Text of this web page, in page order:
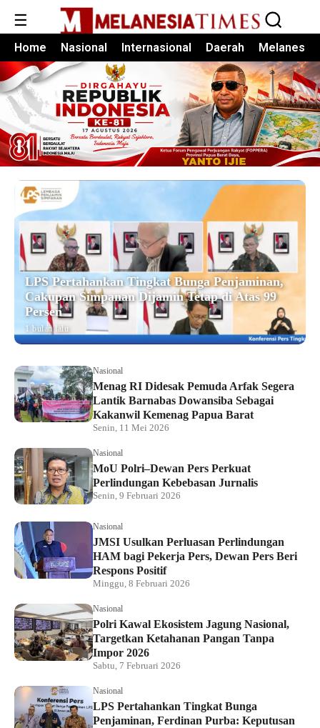
☰
Home Nasional Internasional Daerah Melanesia
LPS Pertahankan Tingkat Bunga Penjaminan,
Cakupan Simpanan Dijamin Tetap di Atas 99
Persen
1 bulan lalu
Nasional
Menag RI Didesak Pemuda Arfak Segera
Lantik Barnabas Dowansiba Sebagai
Kakanwil Kemenag Papua Barat
Senin, 11 Mei 2026
Nasional
MoU Polri–Dewan Pers Perkuat
Perlindungan Kebebasan Jurnalis
Senin, 9 Februari 2026
Nasional
JMSI Usulkan Perluasan Perlindungan
HAM bagi Pekerja Pers, Dewan Pers Beri
Respons Positif
Minggu, 8 Februari 2026
Nasional
Polri Kawal Ekosistem Jagung Nasional,
Targetkan Ketahanan Pangan Tanpa
Impor 2026
Sabtu, 7 Februari 2026
Nasional
LPS Pertahankan Tingkat Bunga
Penjaminan, Ferdinan Purba: Keputusan